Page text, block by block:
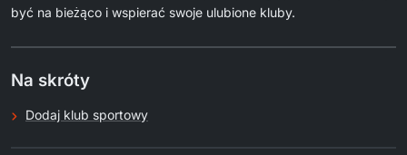
być na bieżąco i wspierać swoje ulubione kluby.
Na skróty
Dodaj klub sportowy